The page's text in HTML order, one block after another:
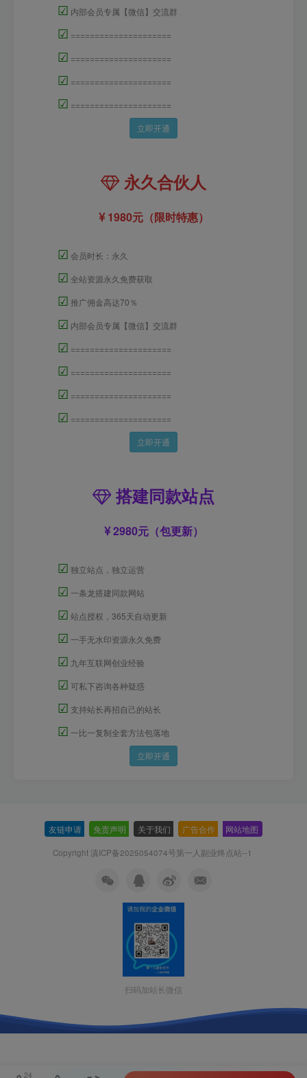
☑ 内部会员专属【微信】交流群
☑ =====================
☑ =====================
☑ =====================
☑ =====================
立即开通
永久合伙人
1980元（限时特惠）
☑ 会员时长：永久
☑ 全站资源永久免费获取
☑ 推广佣金高达70％
☑ 内部会员专属【微信】交流群
☑ =====================
☑ =====================
☑ =====================
☑ =====================
立即开通
搭建同款站点
2980元（包更新）
☑ 独立站点，独立运营
☑ 一条龙搭建同款网站
☑ 站点授权，365天自动更新
☑ 一手无水印资源永久免费
☑ 九年互联网创业经验
☑ 可私下咨询各种疑惑
☑ 支持站长再招自己的站长
☑ 一比一复制全套方法包落地
立即开通
友链申请 免责声明 关于我们 广告合作 网站地图
Copyright 滇ICP备2025054074号第一人副业终点站--1
扫码加站长微信
24